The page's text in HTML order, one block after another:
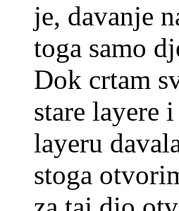
je, davanje
toga samo
Dok crtam
stare layere
layeru
stoga